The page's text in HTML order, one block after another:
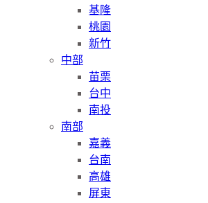
基隆
桃園
新竹
中部
苗栗
台中
南投
南部
嘉義
台南
高雄
屏東